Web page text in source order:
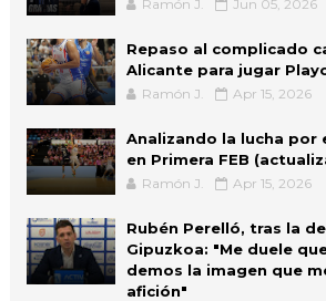
Ramón J. Jun 05, 2026
Repaso al complicado
Alicante para jugar
Ramón J. Apr 15, 2026
Analizando la lucha por
en Primera FEB
Ramón J. Apr 15, 2026
Rubén Perelló, tras la
Gipuzkoa: "Me duele
demos la imagen que
afición"